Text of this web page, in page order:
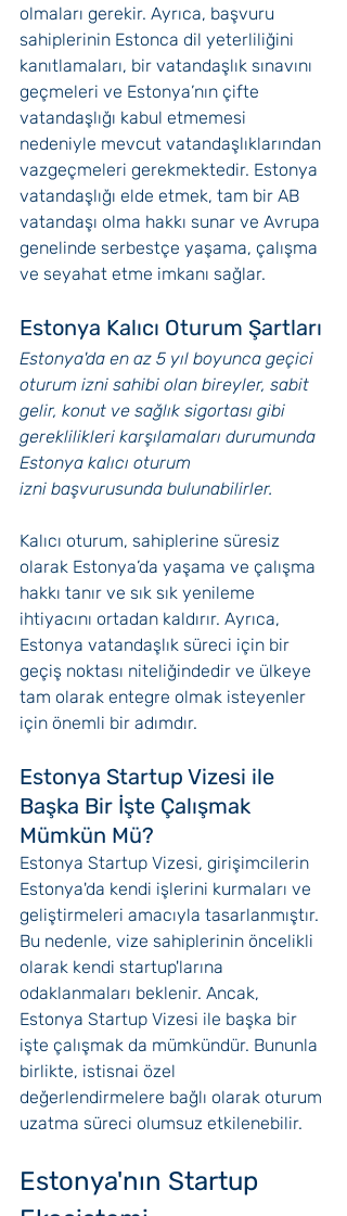
olmaları gerekir. Ayrıca, başvuru
sahiplerinin Estonca dil yeterliliğini
kanıtlamaları, bir vatandaşlık sınavını
geçmeleri ve Estonya’nın çifte
vatandaşlığı kabul etmemesi
nedeniyle mevcut vatandaşlıklarından
vazgeçmeleri gerekmektedir. Estonya
vatandaşlığı elde etmek, tam bir AB
vatandaşı olma hakkı sunar ve Avrupa
genelinde serbestçe yaşama, çalışma
ve seyahat etme imkanı sağlar.
Estonya Kalıcı Oturum Şartları
Estonya'da en az 5 yıl boyunca geçici
oturum izni sahibi olan bireyler, sabit
gelir, konut ve sağlık sigortası gibi
gereklilikleri karşılamaları durumunda
Estonya kalıcı oturum
izni başvurusunda bulunabilirler.
Kalıcı oturum, sahiplerine süresiz
olarak Estonya’da yaşama ve çalışma
hakkı tanır ve sık sık yenileme
ihtiyacını ortadan kaldırır. Ayrıca,
Estonya vatandaşlık süreci için bir
geçiş noktası niteliğindedir ve ülkeye
tam olarak entegre olmak isteyenler
için önemli bir adımdır.
Estonya Startup Vizesi ile
Başka Bir İşte Çalışmak
Mümkün Mü?
Estonya Startup Vizesi, girişimcilerin
Estonya'da kendi işlerini kurmaları ve
geliştirmeleri amacıyla tasarlanmıştır.
Bu nedenle, vize sahiplerinin öncelikli
olarak kendi startup'larına
odaklanmaları beklenir. Ancak,
Estonya Startup Vizesi ile başka bir
işte çalışmak da mümkündür. Bununla
birlikte, istisnai özel
değerlendirmelere bağlı olarak oturum
uzatma süreci olumsuz etkilenebilir.
Estonya'nın Startup